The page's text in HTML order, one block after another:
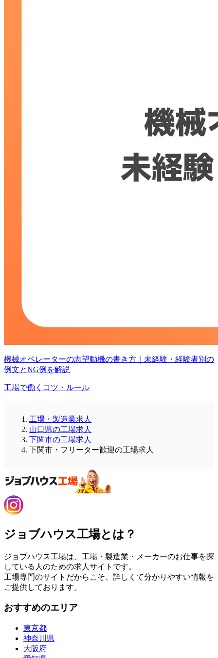
機械オペレーターの志望動機の書き方｜未経験・経験者別の
例文とNG例を解説
工場で働くコツ・ルール
工場・製造業求人
山口県の工場求人
下関市の工場求人
下関市・フリーター歓迎の工場求人
ジョブハウス工場とは？
ジョブハウス工場は、工場・製造業・メーカーのお仕事を探
している人のための求人サイトです。
工場専門のサイトだからこそ、詳しくて分かりやすい情報を
ご提供しております。
おすすめのエリア
東京都
神奈川県
大阪府